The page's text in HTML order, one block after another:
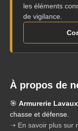
les éléments
de vigilance.
À propos de
🎯 Armurerie Lavaux
chasse et défense.
➝ En savoir plus sur